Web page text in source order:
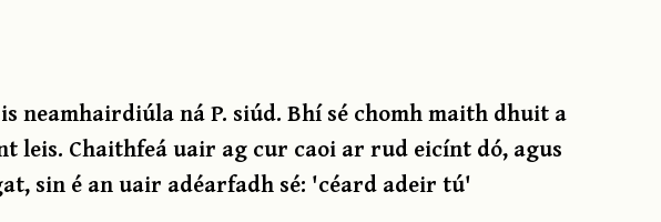
neamhairdiúla ná P. siúd. Bhí sé chomh maith dhuit a
leis. Chaithfeá uair ag cur caoi ar rud eicínt dó, agus
sin é an uair adéarfadh sé: 'céard adeir tú'